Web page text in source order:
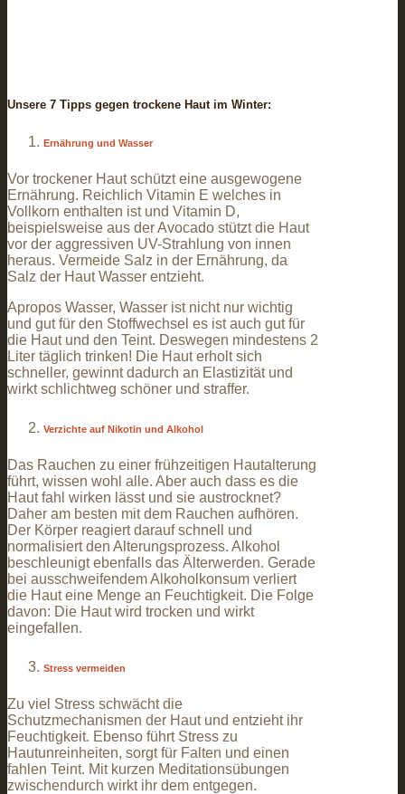
Unsere 7 Tipps gegen trockene Haut im Winter:
Ernährung und Wasser
Vor trockener Haut schützt eine ausgewogene
Ernährung. Reichlich Vitamin E welches in
Vollkorn enthalten ist und Vitamin D,
beispielsweise aus der Avocado stützt die Haut
vor der aggressiven UV-Strahlung von innen
heraus. Vermeide Salz in der Ernährung, da
Salz der Haut Wasser entzieht.
Apropos Wasser, Wasser ist nicht nur wichtig
und gut für den Stoffwechsel es ist auch gut für
die Haut und den Teint. Deswegen mindestens 2
Liter täglich trinken! Die Haut erholt sich
schneller, gewinnt dadurch an Elastizität und
wirkt schlichtweg schöner und straffer.
Verzichte auf Nikotin und Alkohol
Das Rauchen zu einer frühzeitigen Hautalterung
führt, wissen wohl alle. Aber auch dass es die
Haut fahl wirken lässt und sie austrocknet?
Daher am besten mit dem Rauchen aufhören.
Der Körper reagiert darauf schnell und
normalisiert den Alterungsprozess. Alkohol
beschleunigt ebenfalls das Älterwerden. Gerade
bei ausschweifendem Alkoholkonsum verliert
die Haut eine Menge an Feuchtigkeit. Die Folge
davon: Die Haut wird trocken und wirkt
eingefallen.
Stress vermeiden
Zu viel Stress schwächt die
Schutzmechanismen der Haut und entzieht ihr
Feuchtigkeit. Ebenso führt Stress zu
Hautunreinheiten, sorgt für Falten und einen
fahlen Teint. Mit kurzen Meditationsübungen
zwischendurch wirkt ihr dem entgegen.